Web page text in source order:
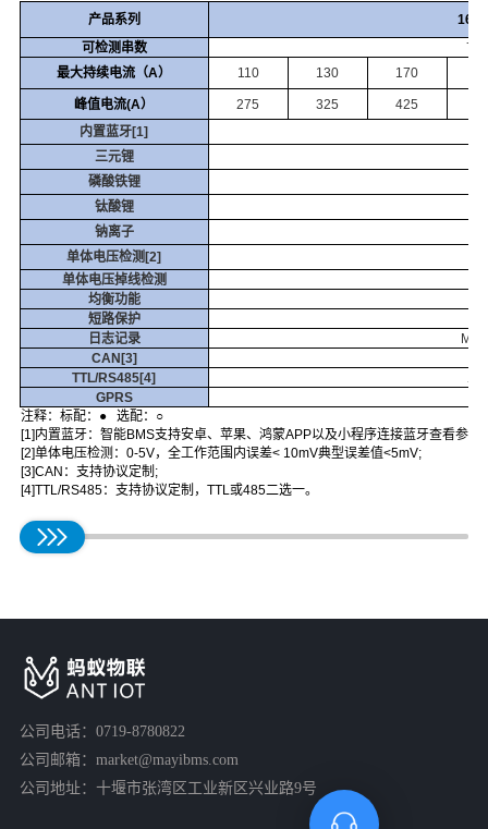
产品系列
可检测串数
7-
最大持续电流（A）
110 130 170
峰值电流(A） 275 325 425
内置蓝牙[1]
三元锂
磷酸铁锂
钛酸锂
钠离子
单体电压检测[2]
单体电压掉线检测
均衡功能
短路保护
日志记录
CAN[3]
TTL/RS485[4]
二
GPRS
注释：标配：●
选配：○
[1]内置蓝牙：智能BMS支持安卓、苹果、鸿蒙APP以及小程序连接蓝牙查看参
[2]单体电压检测：0-5V，全工作范围内误差< 10mV典型误差值<5mV;
[3]CAN：支持协议定制;
[4]TTL/RS485：支持协议定制，TTL或485二选一。
公司电话：0719-8780822
公司邮箱：market@mayibms.com
公司地址：十堰市张湾区工业新区兴业路9号